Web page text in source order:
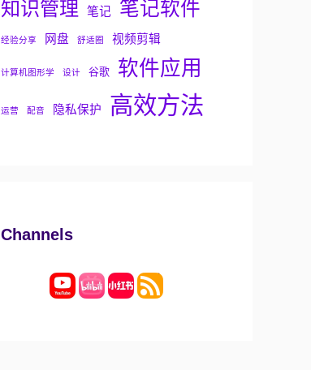
知识管理 笔记 笔记软件
经验分享 网盘 舒适圈 视频剪辑
计算机图形学 设计 谷歌 软件应用
运营 配音 隐私保护 高效方法
Channels